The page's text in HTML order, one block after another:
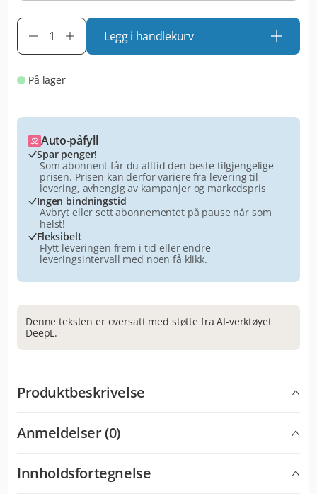
Legg i handlekurv
På lager
Auto-påfyll
Spar penger!
Som abonnent får du alltid den beste tilgjengelige
prisen. Prisen kan derfor variere fra levering til
levering, avhengig av kampanjer og markedspris
Ingen bindningstid
Avbryt eller sett abonnementet på pause når som
helst!
Fleksibelt
Flytt leveringen frem i tid eller endre
leveringsintervall med noen få klikk.
Denne teksten er oversatt med støtte fra AI-verktøyet
DeepL.
Produktbeskrivelse
Anmeldelser (0)
Hva synes andre kunder
Innholdsfortegnelse